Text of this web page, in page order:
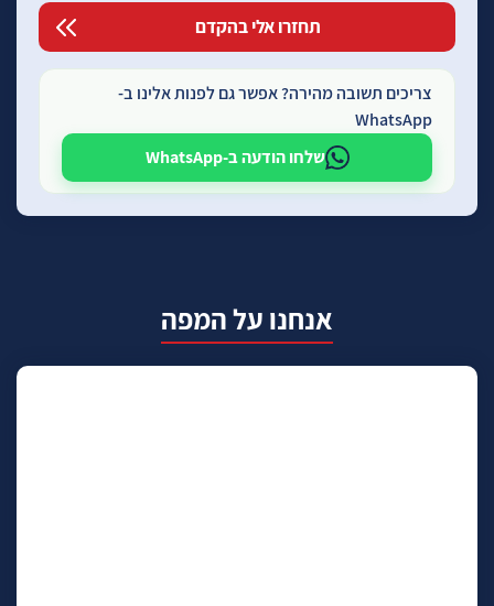
צריכים תשובה מהירה? אפשר גם לפנות אלינו ב-
WhatsApp
שלחו הודעה ב-WhatsApp
אנחנו על המפה